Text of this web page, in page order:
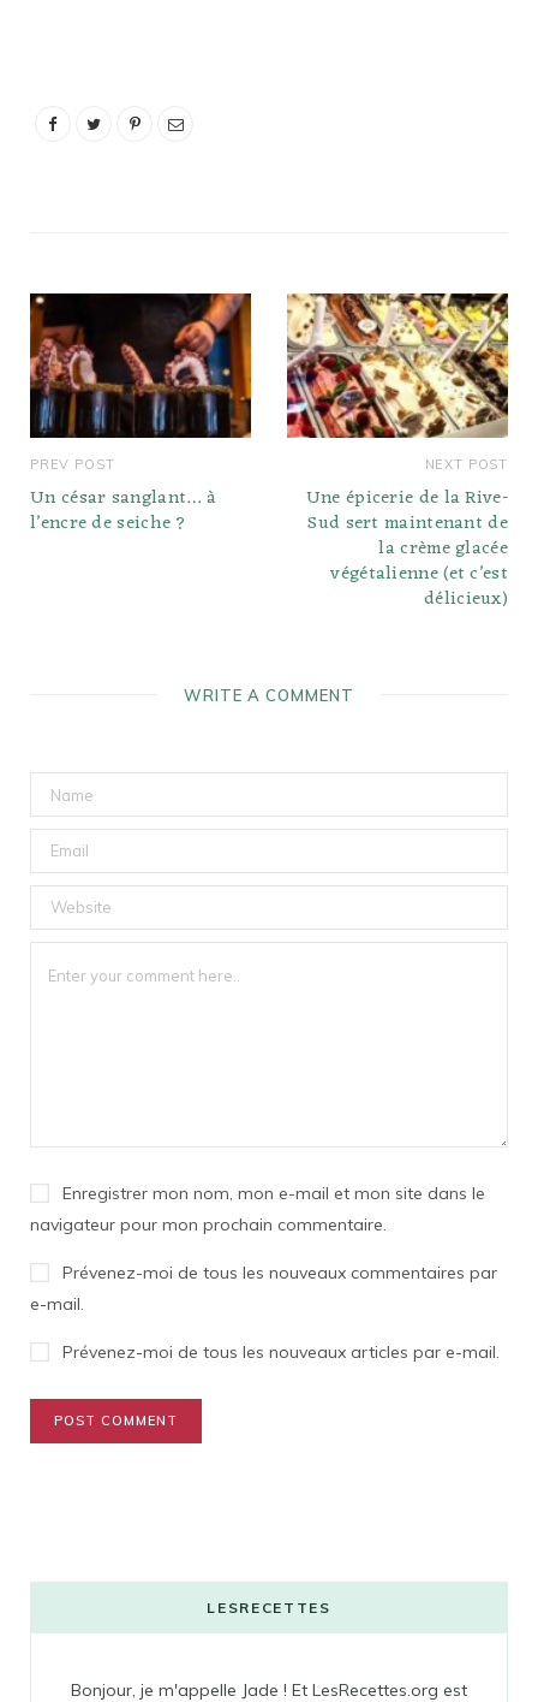
moins océaniques
PREV POST
Un césar sanglant… à
l’encre de seiche ?
NEXT POST
Une épicerie de la Rive-
Sud sert maintenant de
la crème glacée
végétalienne (et c’est
délicieux)
WRITE A COMMENT
Enregistrer mon nom, mon e-mail et mon site dans le
navigateur pour mon prochain commentaire.
Prévenez-moi de tous les nouveaux commentaires par
e-mail.
Prévenez-moi de tous les nouveaux articles par e-mail.
LESRECETTES
Bonjour, je m'appelle Jade ! Et LesRecettes.org est